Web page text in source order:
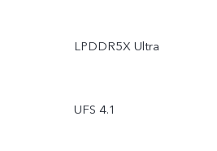
LPDDR5X Ultra
UFS 4.1